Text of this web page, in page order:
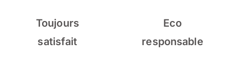
Toujours
satisfait
Eco
responsable